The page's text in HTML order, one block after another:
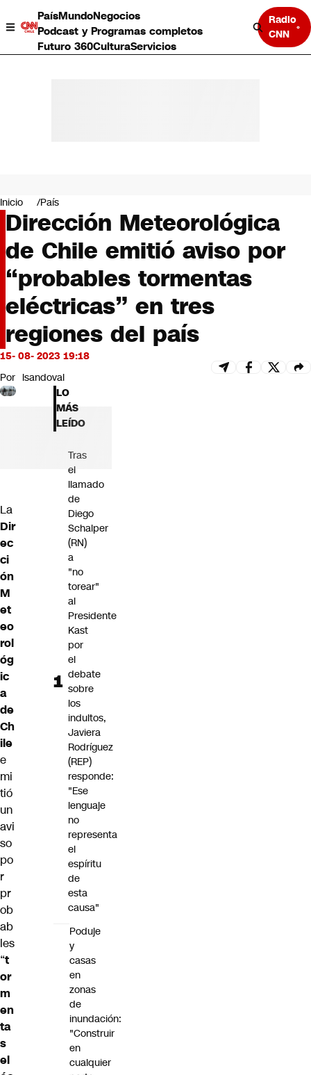
PaísMundoNegocios
Podcast y Programas completos
Futuro 360CulturaServicios
Radio
CNN
Negocios
Deportes
Programas completos
Cultura
Servicios
Bits
CNN Data
CNN tiempo
Futuro 360
Opinión
Inicio País
Dirección Meteorológica
de Chile emitió aviso por
“probables tormentas
eléctricas” en tres
regiones del país
15- 08- 2023 19:18
Por lsandoval
La
Dir
ec
ci
ón
M
et
eo
rol
óg
ic
a
de
Ch
ile
e
mi
tió
un
avi
so
po
r
pr
ob
ab
les
“t
or
m
en
ta
s
el
LO
MÁS
LEÍDO
Tras
el
llamado
de
Diego
Schalper
(RN)
a
"no
torear"
al
Presidente
Kast
por
el
debate
sobre
los
indultos,
Javiera
Rodríguez
(REP)
responde:
"Ese
lenguaje
no
representa
el
espíritu
de
esta
causa"
Poduje
y
casas
en
zonas
de
inundación:
"Construir
en
cualquier